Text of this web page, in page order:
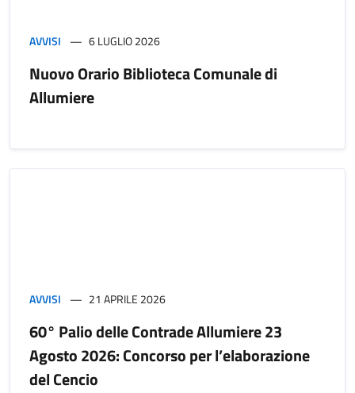
AVVISI 6 LUGLIO 2026
Nuovo Orario Biblioteca Comunale di
Allumiere
AVVISI 21 APRILE 2026
60° Palio delle Contrade Allumiere 23
Agosto 2026: Concorso per l’elaborazione
del Cencio